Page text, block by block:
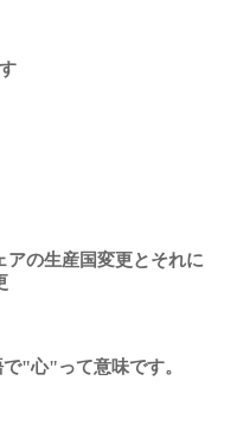
アの生産国変更とそれに
"心"って意味です。